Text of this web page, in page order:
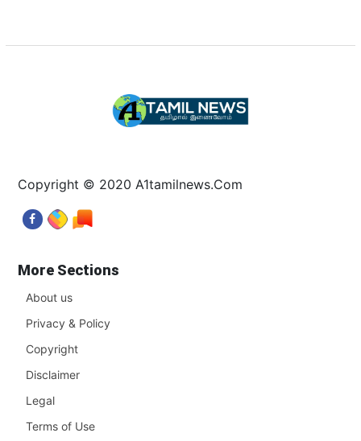
Copyright © 2020 A1tamilnews.Com
More Sections
About us
Privacy & Policy
Copyright
Disclaimer
Legal
Terms of Use